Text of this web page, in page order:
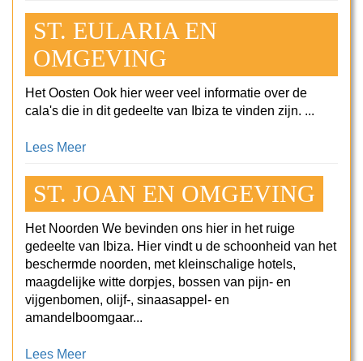
ST. EULARIA EN
OMGEVING
Het Oosten Ook hier weer veel informatie over de
cala's die in dit gedeelte van Ibiza te vinden zijn. ...
Lees Meer
ST. JOAN EN OMGEVING
Het Noorden We bevinden ons hier in het ruige
gedeelte van Ibiza. Hier vindt u de schoonheid van het
beschermde noorden, met kleinschalige hotels,
maagdelijke witte dorpjes, bossen van pijn- en
vijgenbomen, olijf-, sinaasappel- en
amandelboomgaar...
Lees Meer